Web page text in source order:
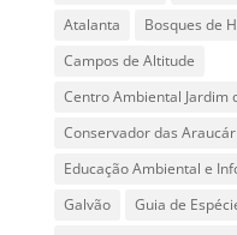
Atalanta
Bosques de
Campos de Altitude
Centro Ambiental Jardim
Conservador das
Educação Ambiental e
Galvão
Guia de